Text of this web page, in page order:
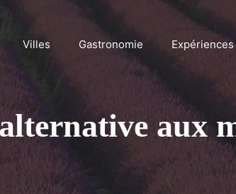
Villes Gastronomie Expériences
aux